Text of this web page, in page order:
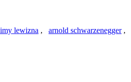
lewizna , arnold schwarzenegger,